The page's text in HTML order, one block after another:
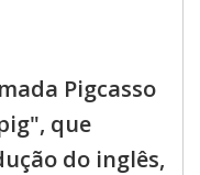
Pigcasso
que
do inglês,